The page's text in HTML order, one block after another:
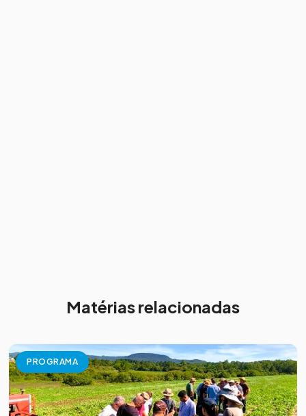
Matérias relacionadas
PROGRAMA